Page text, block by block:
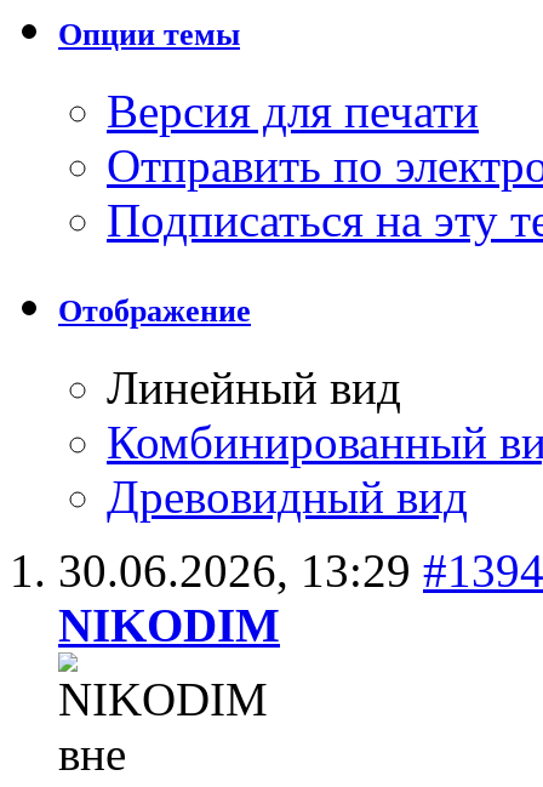
Опции темы
Версия для печати
Отправить по
Подписаться на эту
Отображение
Линейный вид
Комбинированный
Древовидный вид
30.06.2026, 13:29
NIKODIM